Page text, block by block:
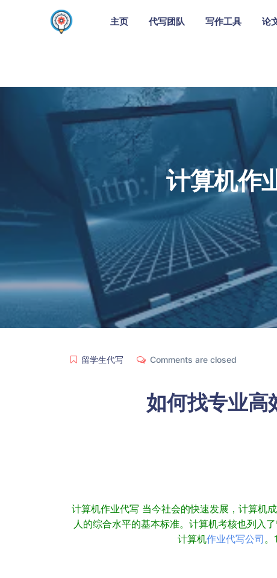
主页 代写团队 写作工具 论
计算机作
留学生代写 Comments are closed
如何找专业高
计算机作业代写 当今社会的快速发展，计算机
人的综合水平的基本标准。计算机考核也列入
计算机作业代写公司。